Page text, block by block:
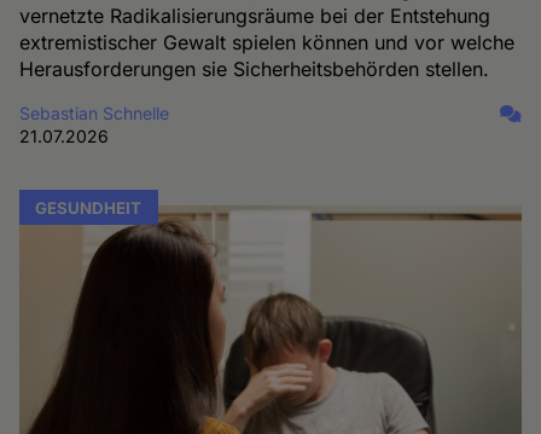
vernetzte Radikalisierungsräume bei der Entstehung
extremistischer Gewalt spielen können und vor welche
Herausforderungen sie Sicherheitsbehörden stellen.
Sebastian Schnelle
21.07.2026
GESUNDHEIT